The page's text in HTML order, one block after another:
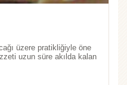
üzere pratikliğiyle öne
uzun süre akılda kalan